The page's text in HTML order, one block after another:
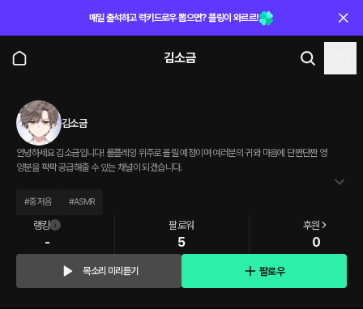
매일 출석하고 럭키드로우 뽑으면? 플링이 와르르!
김소금
김소금
안녕하세요 김소금입니다! 롤플레잉 위주로 올릴 예정이며 여러분의 귀와 마음에 단짠단짠 영
양분을 팍팍 공급해줄 수 있는 채널이 되겠습니다.
#중저음 #ASMR
랭킹
-
팔로워
5
후원
0
목소리 미리듣기 팔로우